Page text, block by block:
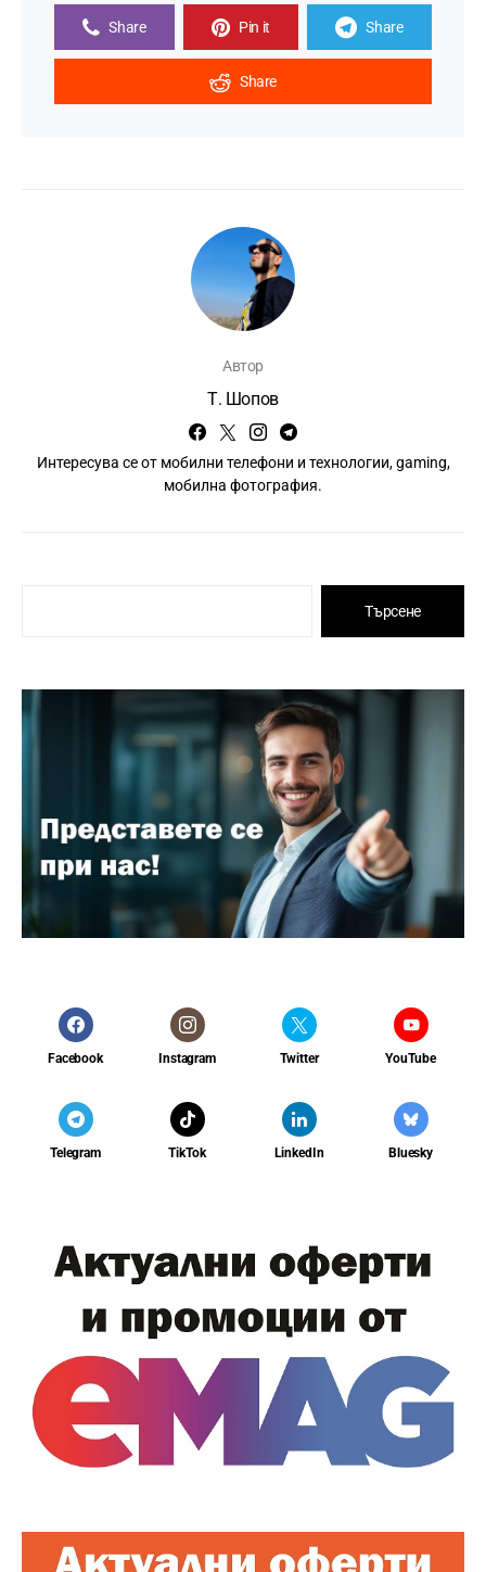
Share Pin it Share
Share
Автор
Т. Шопов
Интересува се от мобилни телефони и технологии, gaming,
мобилна фотография.
Търсене
Facebook Instagram Twitter YouTube
Telegram TikTok LinkedIn Bluesky